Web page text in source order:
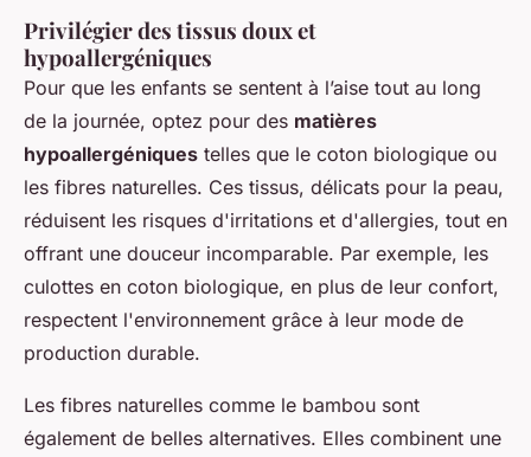
Privilégier des tissus doux et
hypoallergéniques
Pour que les enfants se sentent à l’aise tout au long
de la journée, optez pour des matières
hypoallergéniques telles que le coton biologique ou
les fibres naturelles. Ces tissus, délicats pour la peau,
réduisent les risques d'irritations et d'allergies, tout en
offrant une douceur incomparable. Par exemple, les
culottes en coton biologique, en plus de leur confort,
respectent l'environnement grâce à leur mode de
production durable.
Les fibres naturelles comme le bambou sont
également de belles alternatives. Elles combinent une